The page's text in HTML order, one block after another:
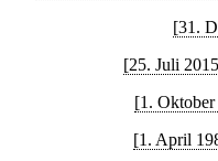
[31.
[25. Juli
[1.
[1. April